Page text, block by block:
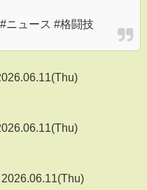
ニュース #格闘技
2026.06.11(Thu)